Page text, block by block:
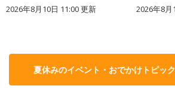
2026年8月10日 11:00更新 2026年8月
夏休みのイベント・おでかけトピッ